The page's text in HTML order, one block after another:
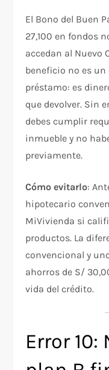
El Bono del Buen
27,100 en fondos
accedan al Nuevo
beneficio no es
préstamo: es
que devolver. Sin
debes cumplir
inmueble y no
previamente.
Cómo evitarlo:
hipotecario
MiVivienda si
productos. La
convencional y
ahorros de S/
vida del crédito.
Error 10: